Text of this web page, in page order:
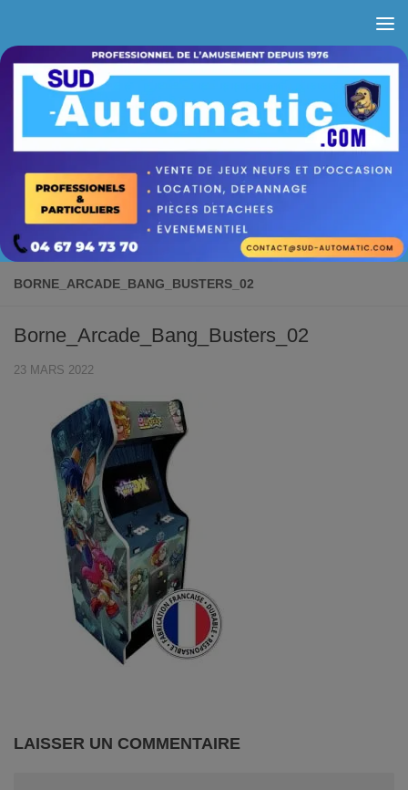
BORNE_ARCADE_BANG_BUSTERS_02
Borne_Arcade_Bang_Busters_02
23 MARS 2022
LAISSER UN COMMENTAIRE